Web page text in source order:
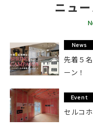
ニュ
News
先着５
ーン！
Event
セルコ